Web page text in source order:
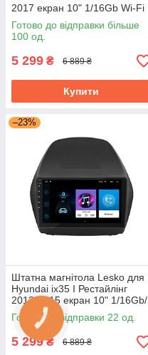
2017 екран 10" 1/16Gb Wi-Fi
Base GPS Android Кіа
Готово до відправки більше
100 од.
5 299 ₴ 6 889 ₴
Купити
–23%
Штатна магнітола Lesko для
Hyundai ix35 I Рестайлінг
2013-2015 екран 10" 1/16Gb/
Wi-Fi Base Хюндай
Готово до відправки 22 од.
5 299₴ 6 889 ₴